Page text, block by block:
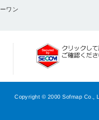
ワン
Copyright © 2000 Sofmap Co.,